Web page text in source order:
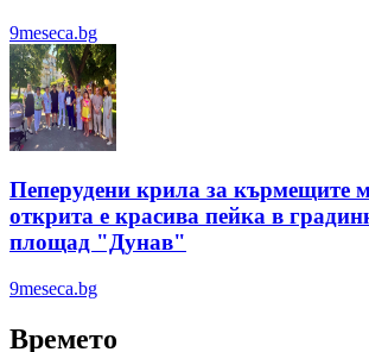
9meseca.bg
Пеперудени крила за кърмещите
открита е красива пейка в
площад "Дунав"
9meseca.bg
Времето